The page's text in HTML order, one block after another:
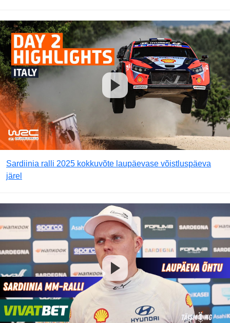
Sardiinia ralli 2025 kokkuvõte laupäevase võistluspäeva
järel